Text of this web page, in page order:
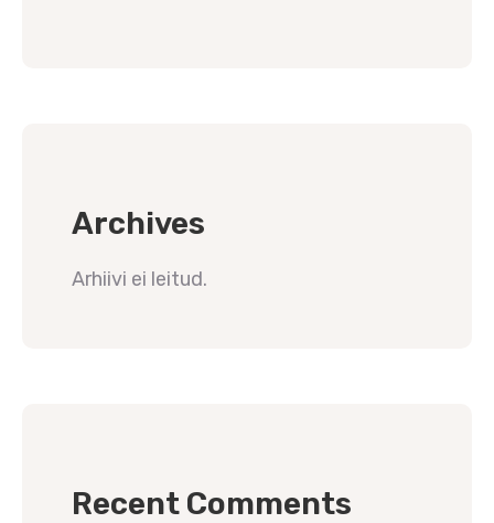
Archives
Arhiivi ei leitud.
Recent Comments